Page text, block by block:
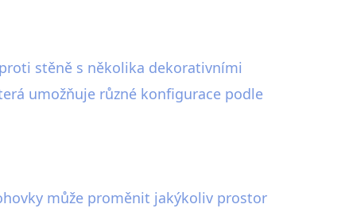
stěně s několika dekorativními
umožňuje různé konfigurace podle
může proměnit jakýkoliv prostor